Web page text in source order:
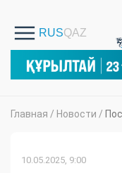
Главная / Новости /
10.05.2025, 9:00